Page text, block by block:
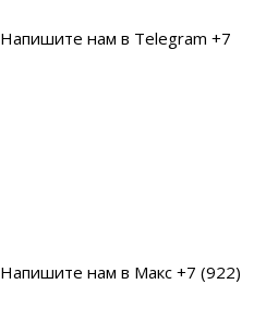
Напишите нам в Telegram +7
Напишите нам в Макс +7 (922)